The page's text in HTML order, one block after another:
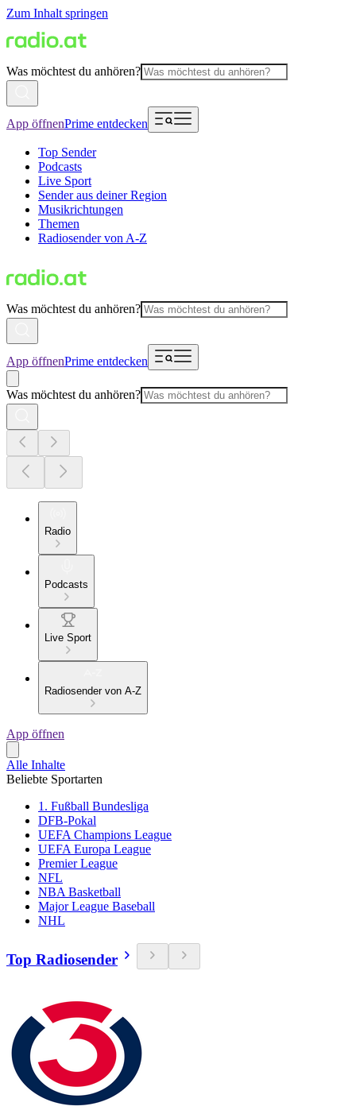
Zum Inhalt springen
Was möchtest du anhören?
App öffnenPrime entdecken
Top Sender
Podcasts
Live Sport
Sender aus deiner Region
Musikrichtungen
Themen
Radiosender von A-Z
Was möchtest du anhören?
App öffnenPrime entdecken
Was möchtest du anhören?
Radio
Podcasts
Live Sport
Radiosender von A-Z
App öffnen
Alle Inhalte
Beliebte Sportarten
1. Fußball Bundesliga
DFB-Pokal
UEFA Champions League
UEFA Europa League
Premier League
NFL
NBA Basketball
Major League Baseball
NHL
Top Radiosender